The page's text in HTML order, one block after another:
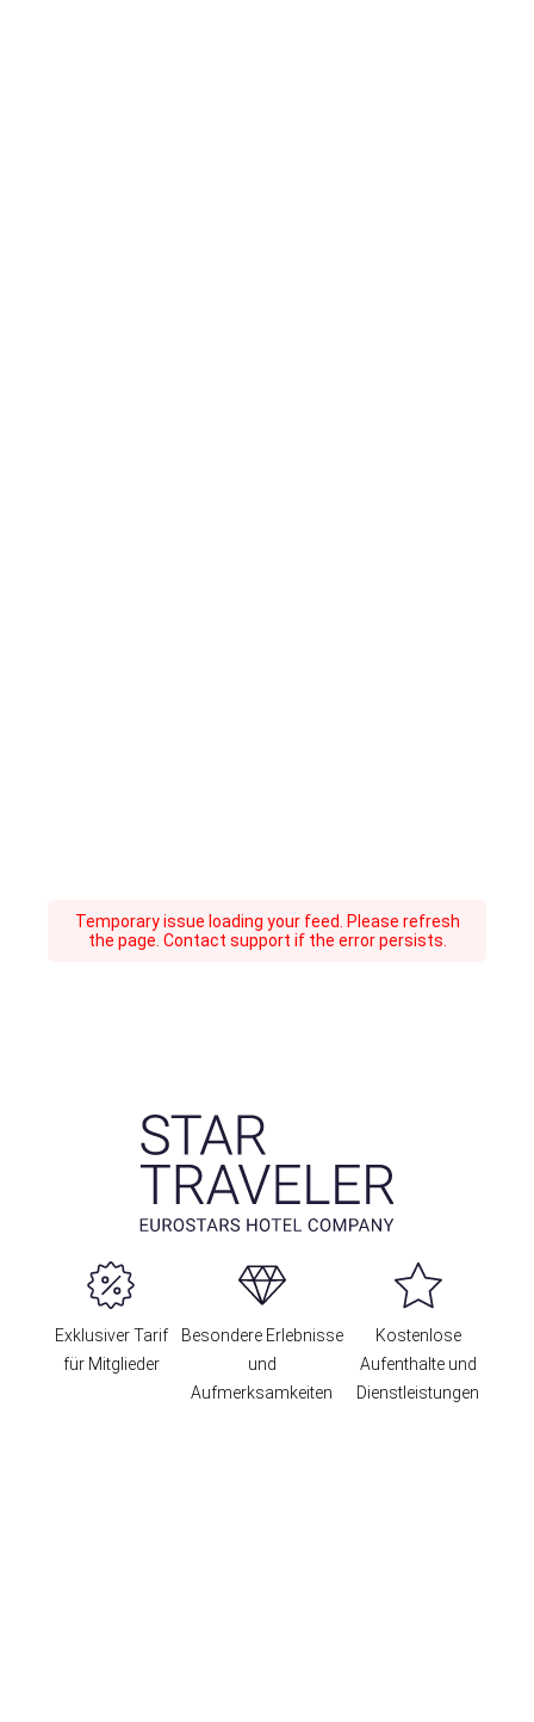
Temporary issue loading your feed. Please refresh
the page. Contact support if the error persists.
Exklusiver Tarif
für Mitglieder
Besondere Erlebnisse
und
Aufmerksamkeiten
Kostenlose
Aufenthalte und
Dienstleistungen